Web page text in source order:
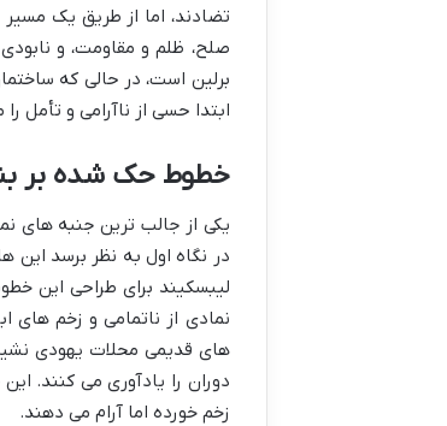
تضادند، اما از طریق یک
صلح، ظلم و مقاومت، و
برلین است، در حالی که
ابتدا حسی از ناآرامی و تأمل
خطوط حک شده بر
یکی از جالب ترین جنبه های
در نگاه اول به نظر برسد این
لیبسکیند برای طراحی این
نمادی از ناتمامی و زخم
های قدیمی محلات یهودی
دوران را یادآوری می کنند.
زخم خورده اما آرام می دهند.